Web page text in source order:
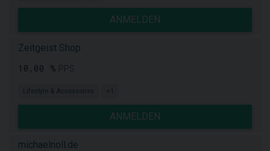
ANMELDEN
Zeitgeist Shop
10,00 %
Lifestyle & Accessoires +1
ANMELDEN
michaelnoll.de